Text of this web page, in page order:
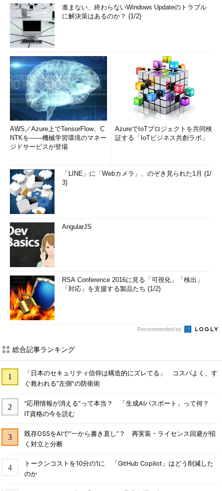
進まない、終わらないWindows Updateのトラブル
に解決策はあるのか？ (1/2)
AWS／Azure上でTensorFlow、C
NTKを――機械学習環境のマネー
ジドサービスが登場
AzureでIoTプロジェクトを共同検
証する「IoTビジネス共創ラボ」
「LINE」に「Webカメラ」、のぞき見られた1月 (1/
3)
AngularJS
RSA Conference 2016に見る「可視化」「検出」
「対応」を支援する製品たち (1/2)
Recommended by
総合記事ランキング
「日本のセキュリティ信仰は構造的にズレてる」 コスパよく、す
ぐ救われる“左側”の防衛術
“応用情報が消える”って本当？ 「生成AIパスポート」って何？
IT資格の今を読む
既存OSSをAIで“一から書き直し”？ 再実装・ライセンス回避が招
く対立と分断
トークンコストを10分の1に 「GitHub Copilot」はどう削減した
のか